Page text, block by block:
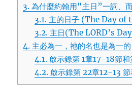
3. 為什麼約翰用“主日”一詞、
3.1. 主的日子 (The Day of
3.2. 主日(The LORD’s
4. 主必為一，祂的名也是為一的
4.1. 啟示錄第 1章17-
4.2. 啟示錄第 22章12-13 節